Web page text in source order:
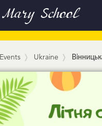
Mary School
Events Ukraine